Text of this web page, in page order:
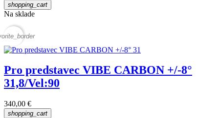
shopping_cart
Na sklade
Pro predstavec VIBE CARBON +/-8°
31,8/Vel:90
340,00 €
shopping_cart